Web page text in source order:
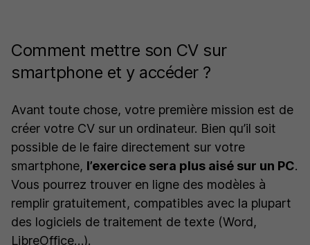
Comment mettre son CV sur
smartphone et y accéder ?
Avant toute chose, votre première mission est de
créer votre CV sur un ordinateur. Bien qu’il soit
possible de le faire directement sur votre
smartphone, l’exercice sera plus aisé sur un PC.
Vous pourrez trouver en ligne des modèles à
remplir gratuitement, compatibles avec la plupart
des logiciels de traitement de texte (Word,
LibreOffice…).